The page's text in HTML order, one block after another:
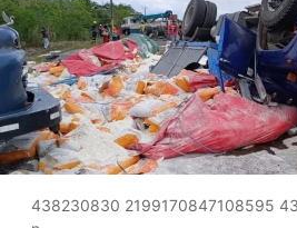
438230830 2199170847108595